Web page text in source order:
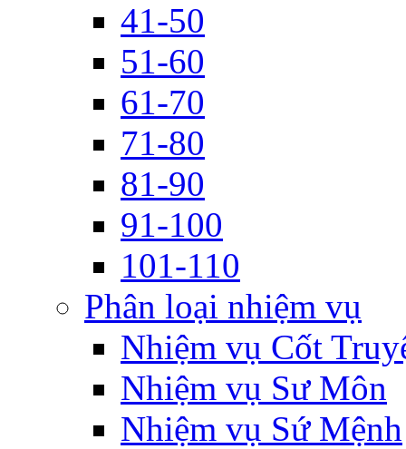
41-50
51-60
61-70
71-80
81-90
91-100
101-110
Phân loại nhiệm vụ
Nhiệm vụ Cốt
Nhiệm vụ Sư Môn
Nhiệm vụ Sứ Mệnh